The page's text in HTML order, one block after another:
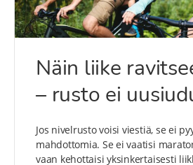
Näin liike
– rusto ei
Jos nivelrusto voisi viestiä, se ei
mahdottomia. Se ei vaatisi
vaan kehottaisi yksinkertaisesti